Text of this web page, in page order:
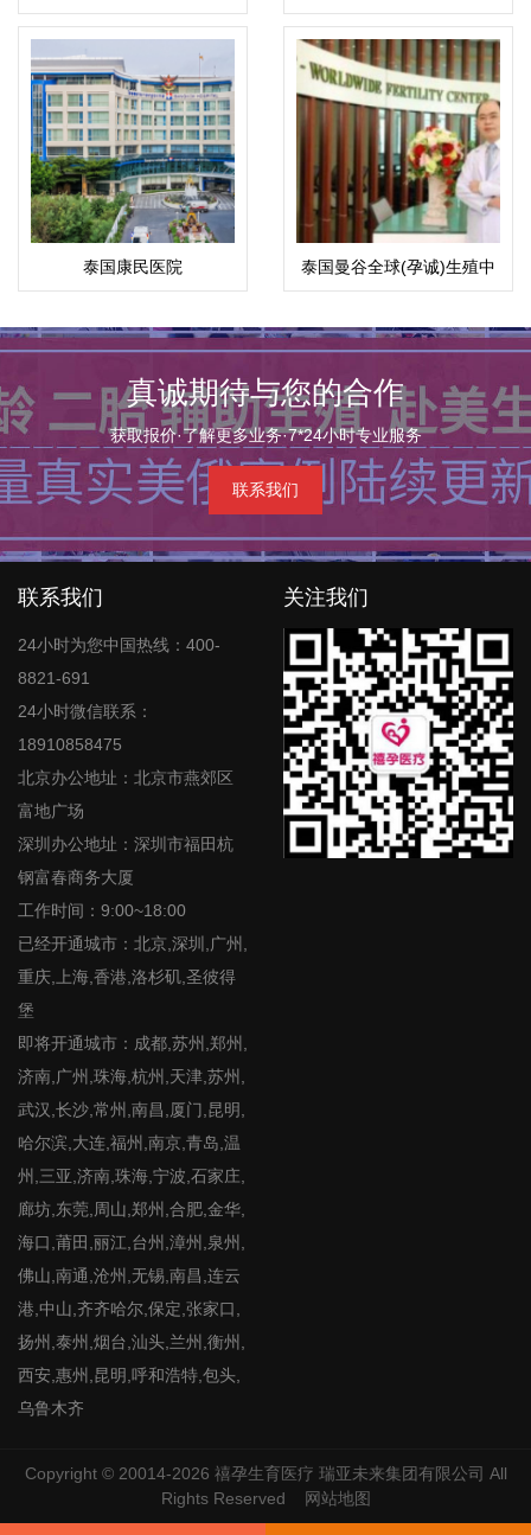
泰国康民医院
(Bumrungrad)
泰国曼谷全球(孕诚)生殖中
心
真诚期待与您的合作
获取报价·了解更多业务·7*24小时专业服务
联系我们
联系我们
24小时为您中国热线：400-
8821-691
24小时微信联系：
18910858475
北京办公地址：北京市燕郊区
富地广场
深圳办公地址：深圳市福田杭
钢富春商务大厦
工作时间：9:00~18:00
已经开通城市：北京,深圳,广州,
重庆,上海,香港,洛杉矶,圣彼得
堡
即将开通城市：成都,苏州,郑州,
济南,广州,珠海,杭州,天津,苏州,
武汉,长沙,常州,南昌,厦门,昆明,
哈尔滨,大连,福州,南京,青岛,温
州,三亚,济南,珠海,宁波,石家庄,
廊坊,东莞,周山,郑州,合肥,金华,
海口,莆田,丽江,台州,漳州,泉州,
佛山,南通,沧州,无锡,南昌,连云
港,中山,齐齐哈尔,保定,张家口,
扬州,泰州,烟台,汕头,兰州,衡州,
西安,惠州,昆明,呼和浩特,包头,
乌鲁木齐
关注我们
Copyright © 20014-2026 禧孕生育医疗 瑞亚未来集团有限公司 All
Rights Reserved
网站地图